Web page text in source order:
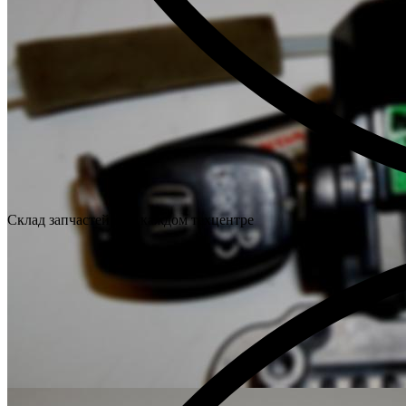
Склад запчастей при каждом техцентре